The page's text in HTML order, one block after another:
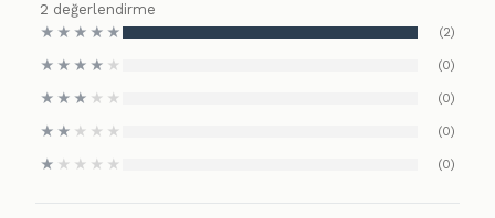
2 değerlendirme
★ ★ ★ ★ ★ (2)
★ ★ ★ ★ ★ (0)
★ ★ ★ ★ ★ (0)
★ ★ ★ ★ ★ (0)
★ ★ ★ ★ ★ (0)